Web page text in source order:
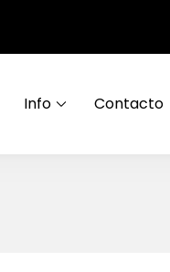
Info Contacto